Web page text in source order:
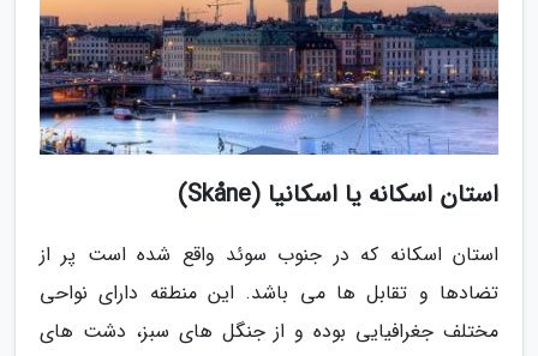
استان اسکانه یا اسکانیا (Skåne)
استان اسکانه که در جنوب سوئد واقع شده است پر از
تضادها و تقابل ها می باشد. این منطقه دارای نواحی
مختلف جغرافیایی بوده و از جنگل های سبز، دشت های